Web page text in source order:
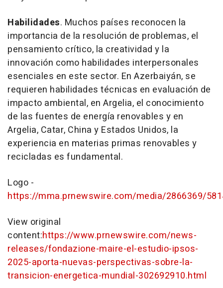
Habilidades. Muchos países reconocen la
importancia de la resolución de problemas, el
pensamiento crítico, la creatividad y la
innovación como habilidades interpersonales
esenciales en este sector. En Azerbaiyán, se
requieren habilidades técnicas en evaluación de
impacto ambiental, en Argelia, el conocimiento
de las fuentes de energía renovables y en
Argelia, Catar, China y Estados Unidos, la
experiencia en materias primas renovables y
recicladas es fundamental.
Logo -
https://mma.prnewswire.com/media/2866369/
View original
content:https://www.prnewswire.com/news-
releases/fondazione-maire-el-estudio-ipsos-
2025-aporta-nuevas-perspectivas-sobre-la-
transicion-energetica-mundial-302692910.html